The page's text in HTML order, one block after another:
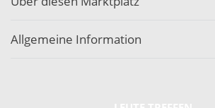
Allgemeine Information